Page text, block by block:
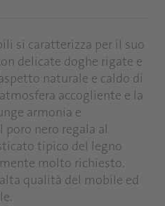
si caratterizza per il suo
delicate doghe rigate e
naturale e caldo di
accogliente e la
armonia e
nero regala al
tipico del legno
molto richiesto.
qualità del mobile ed